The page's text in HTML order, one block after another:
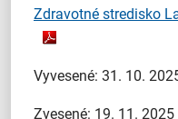
Zdravotné stredisko
Vyvesené: 31. 10.
Zvesené: 19. 11. 2025